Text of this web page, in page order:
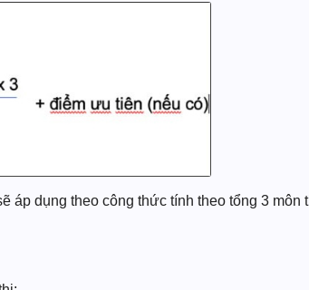
dụng theo công thức tính theo tổng 3 môn